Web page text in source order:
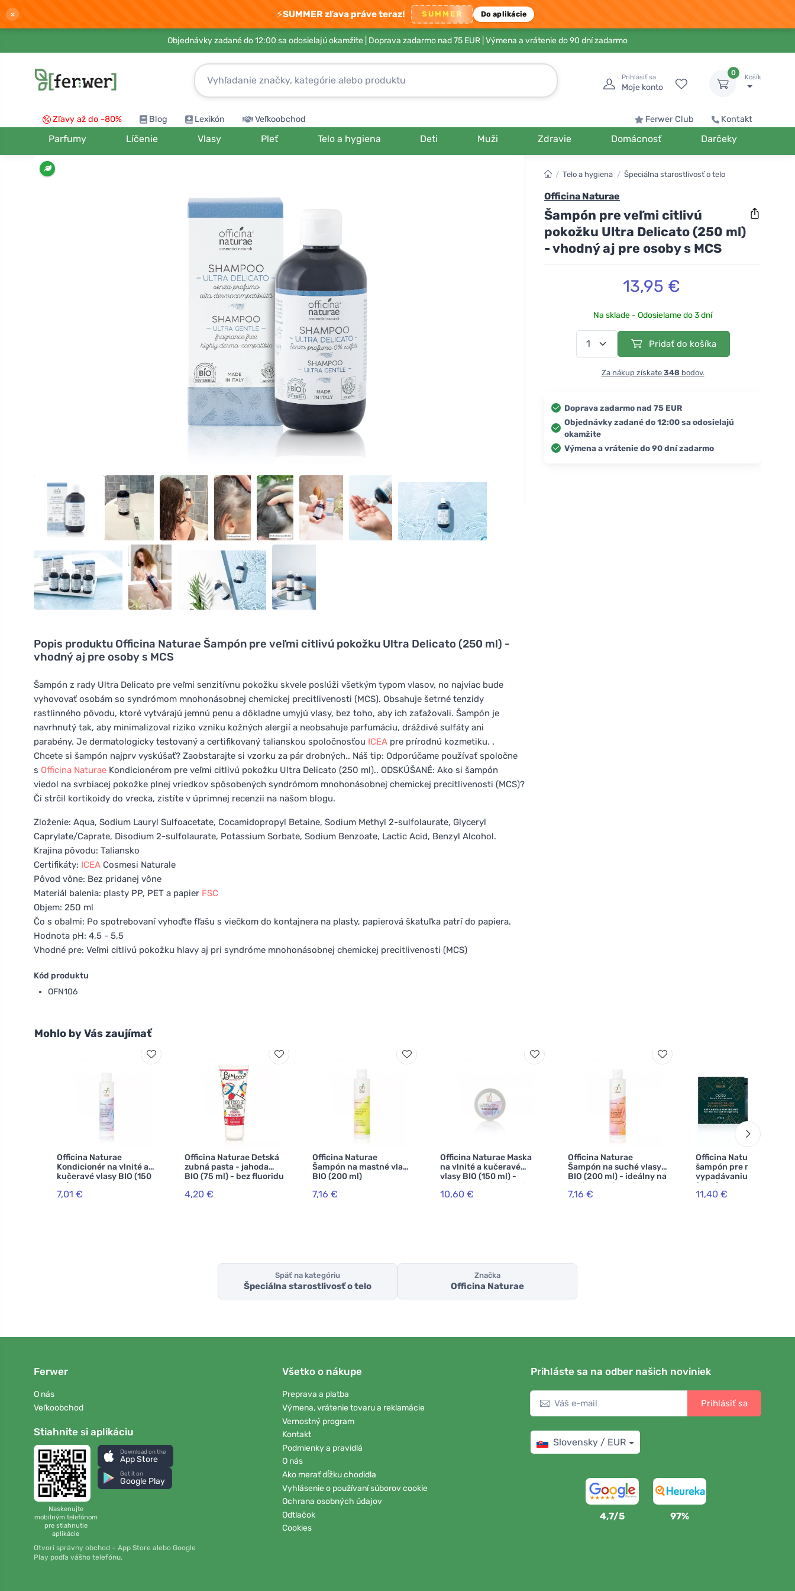
× ⚡SUMMER zľava práve teraz! SUMMER Do aplikácie
Objednávky zadané do 12:00 sa odosielajú okamžite | Doprava zadarmo nad 75 EUR | Výmena a vrátenie do 90 dní zadarmo
Prihlásiť sa
Moje konto
0
Košík
Zľavy až do -80% Blog Lexikón Veľkoobchod Ferwer Club Kontakt
Parfumy Líčenie Vlasy Pleť Telo a hygiena Deti Muži Zdravie Domácnosť Darčeky
Popis produktu Officina Naturae Šampón pre veľmi citlivú pokožku Ultra Delicato (250 ml) -
vhodný aj pre osoby s MCS
Šampón z rady Ultra Delicato pre veľmi senzitívnu pokožku skvele poslúži všetkým typom vlasov, no najviac bude
vyhovovať osobám so syndrómom mnohonásobnej chemickej precitlivenosti (MCS). Obsahuje šetrné tenzidy
rastlinného pôvodu, ktoré vytvárajú jemnú penu a dôkladne umyjú vlasy, bez toho, aby ich zaťažovali. Šampón je
navrhnutý tak, aby minimalizoval riziko vzniku kožných alergií a neobsahuje parfumáciu, dráždivé sulfáty ani
parabény. Je dermatologicky testovaný a certifikovaný talianskou spoločnosťou ICEA pre prírodnú kozmetiku. .
Chcete si šampón najprv vyskúšať? Zaobstarajte si vzorku za pár drobných.. Náš tip: Odporúčame používať spoločne
s Officina Naturae Kondicionérom pre veľmi citlivú pokožku Ultra Delicato (250 ml).. ODSKÚŠANÉ: Ako si šampón
viedol na svrbiacej pokožke plnej vriedkov spôsobených syndrómom mnohonásobnej chemickej precitlivenosti (MCS)?
Či strčil kortikoidy do vrecka, zistíte v úprimnej recenzii na našom blogu.
Zloženie: Aqua, Sodium Lauryl Sulfoacetate, Cocamidopropyl Betaine, Sodium Methyl 2-sulfolaurate, Glyceryl
Caprylate/Caprate, Disodium 2-sulfolaurate, Potassium Sorbate, Sodium Benzoate, Lactic Acid, Benzyl Alcohol.
Krajina pôvodu: Taliansko
Certifikáty: ICEA Cosmesi Naturale
Pôvod vône: Bez pridanej vône
Materiál balenia: plasty PP, PET a papier FSC
Objem: 250 ml
Čo s obalmi: Po spotrebovaní vyhoďte fľašu s viečkom do kontajnera na plasty, papierová škatuľka patrí do papiera.
Hodnota pH: 4,5 - 5,5
Vhodné pre: Veľmi citlivú pokožku hlavy aj pri syndróme mnohonásobnej chemickej precitlivenosti (MCS)
Kód produktu
OFN106
/ Telo a hygiena / Špeciálna starostlivosť o telo
Officina Naturae
Šampón pre veľmi citlivú
pokožku Ultra Delicato (250 ml)
- vhodný aj pre osoby s MCS
13,95 €
Na sklade - Odosielame do 3 dní
Pridať do košíka
Za nákup získate 348bodov.
Doprava zadarmo nad 75 EUR
Objednávky zadané do 12:00 sa odosielajú
okamžite
Výmena a vrátenie do 90 dní zadarmo
Mohlo by Vás zaujímať
Officina Naturae
Kondicionér na vlnité a
kučeravé vlasy BIO (150
ml)
7,01 €
Officina Naturae Detská
zubná pasta - jahoda
BIO (75 ml) - bez fluoridu
4,20 €
Officina Naturae
Šampón na mastné vlasy
BIO (200 ml)
7,16 €
Officina Naturae Maska
na vlnité a kučeravé
vlasy BIO (150 ml) -
uľahčuje rozčesávanie
10,60 €
Officina Naturae
Šampón na suché vlasy
BIO (200 ml) - ideálny na
rozštiepené končeky
7,16 €
Officina Naturae Pevný
šampón pre mužov proti
vypadávaniu vlasov N°01
(50 g)
11,40 €
Späť na kategóriu
Špeciálna starostlivosť o telo
Značka
Officina Naturae
Ferwer
O nás
Veľkoobchod
Stiahnite si aplikáciu
Naskenujte
mobilným telefónom
pre stiahnutie
aplikácie
Download on the
App Store
Get it on
Google Play
Otvorí správny obchod – App Store alebo Google
Play podľa vášho telefónu.
Všetko o nákupe
Preprava a platba
Výmena, vrátenie tovaru a reklamácie
Vernostný program
Kontakt
Podmienky a pravidlá
O nás
Ako merať dĺžku chodidla
Vyhlásenie o používaní súborov cookie
Ochrana osobných údajov
Odtlačok
Cookies
Prihláste sa na odber našich noviniek
Prihlásiť sa
Slovensky / EUR
4,7/5 97%